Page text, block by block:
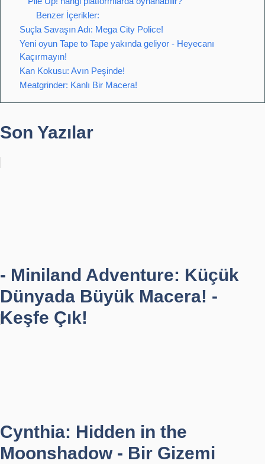
Benzer İçerikler:
Suçla Savaşın Adı: Mega City Police!
Yeni oyun Tape to Tape yakında geliyor - Heyecanı
Kaçırmayın!
Kan Kokusu: Avın Peşinde!
Meatgrinder: Kanlı Bir Macera!
Son Yazılar
- Miniland Adventure: Küçük
Dünyada Büyük Macera! -
Keşfe Çık!
Cynthia: Hidden in the
Moonshadow - Bir Gizemi